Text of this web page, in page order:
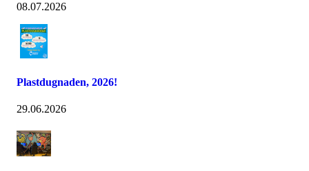
08.07.2026
Plastdugnaden, 2026!
29.06.2026